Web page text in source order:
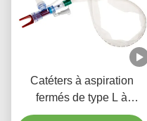
Catéters à aspiration
fermés de type L à
rinçage automatique 10 à